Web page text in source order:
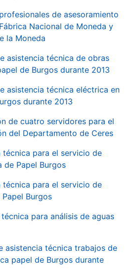
de asesoramiento
Nacional de Moneda y
la Moneda
asistencia técnica de obras
de Burgos durante 2013
asistencia técnica eléctrica en
durante 2013
de cuatro servidores para el
del Departamento de Ceres
técnica para el servicio de
de Papel Burgos
técnica para el servicio de
Burgos
para análisis de aguas
asistencia técnica trabajos de
papel de Burgos durante